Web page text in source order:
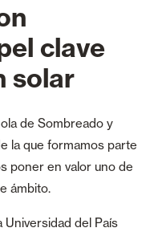
clave
solar
de Sombreado y
la que formamos parte
poner en valor uno de
ámbito.
Universidad del País